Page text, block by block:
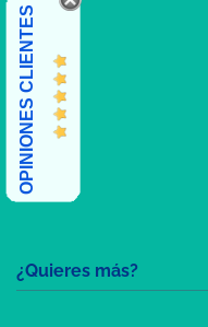
¿Quieres más?
OPINIONES CLIENTES